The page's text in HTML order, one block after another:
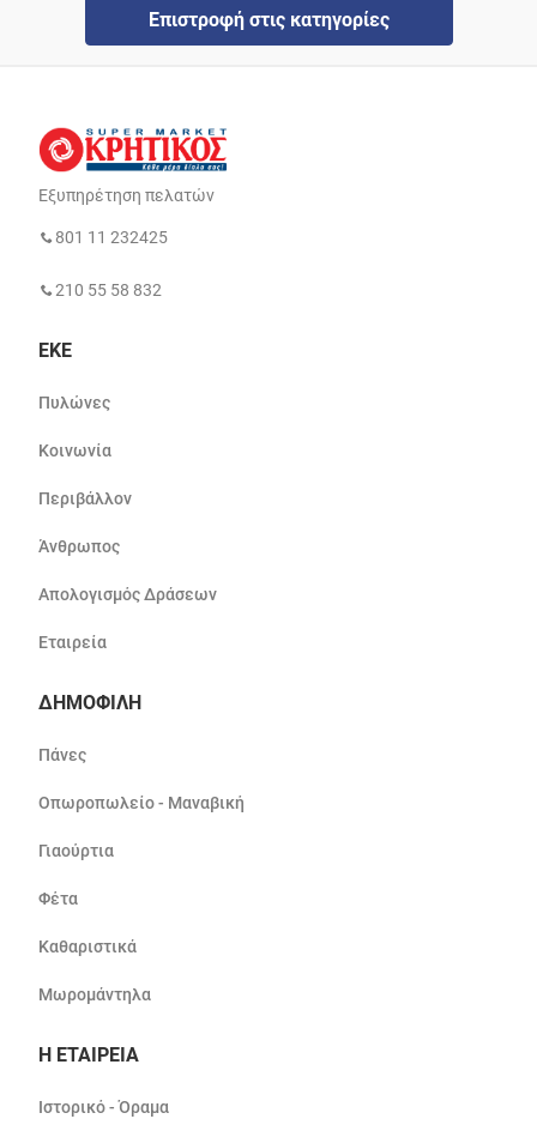
Επιστροφή στις κατηγορίες
Εξυπηρέτηση πελατών
801 11 232425
210 55 58 832
ΕΚΕ
Πυλώνες
Κοινωνία
Περιβάλλον
Άνθρωπος
Απολογισμός Δράσεων
Εταιρεία
ΔΗΜΟΦΙΛΗ
Πάνες
Οπωροπωλείο - Μαναβική
Γιαούρτια
Φέτα
Καθαριστικά
Μωρομάντηλα
Η ΕΤΑΙΡΕΙΑ
Ιστορικό - Όραμα